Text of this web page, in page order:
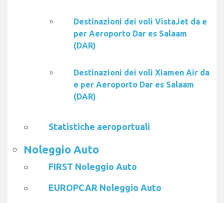
Destinazioni dei voli VistaJet da e
per Aeroporto Dar es Salaam
(DAR)
Destinazioni dei voli Xiamen Air da
e per Aeroporto Dar es Salaam
(DAR)
Statistiche aeroportuali
Noleggio Auto
FIRST Noleggio Auto
EUROPCAR Noleggio Auto